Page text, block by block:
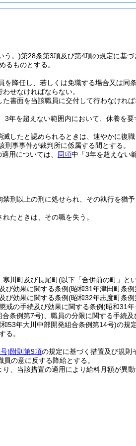
う。)第28条第3項及び第4項の規定に基
るものとする。
降任し、若しくは免職する場合又は同
せなければならない。
書面を当該職員に交付して行わなければ
年を超えない範囲内において、休養を要
したと認められるときは、速やかに復職
事事件が裁判所に係属する間とする。
用については、 同項中「3年を超えない
刑以上の刑に処せられ、その執行を猶
たときは、その職を失う。
寒川町及び長尾町(以下「合併前の町」と
び効果に関する条例(昭和31年津田町条例
び効果に関する条例(昭和32年志度町条例
戒の手続及び効果に関する条例(昭和31
合条例第7号) 、職員の分限に関する手続
53年大川中部開発組合条例第14号)の規
る。
)附則第9項の規定に基づく措置及び規則
の意に反する降給とする。
、当該措置の適用により給料月額が異